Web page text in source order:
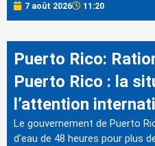
7 août 2026 11:20
Puerto Rico:
Puerto Rico : la
l’attention
Le gouvernement de Puerto
d'eau de 48 heures pour plus